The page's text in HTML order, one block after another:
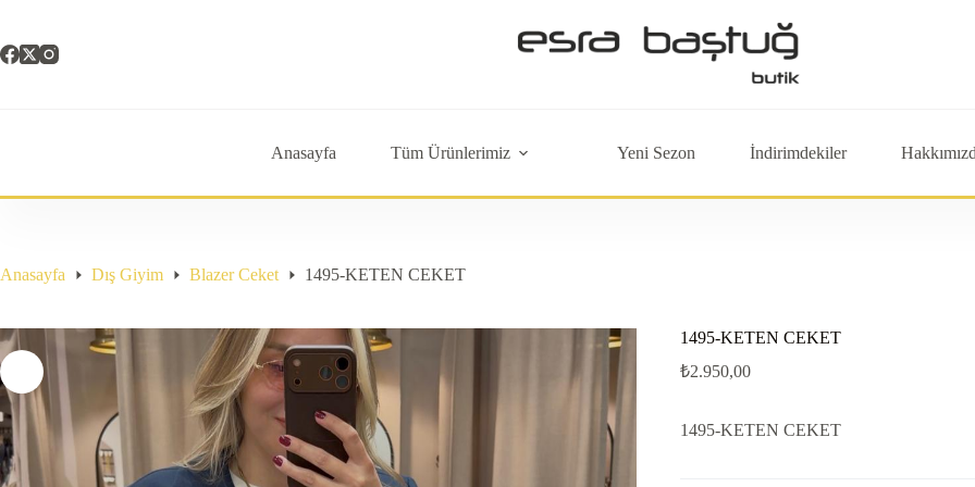
content
Anasayfa Tüm Ürünlerimiz Yeni Sezon İndirimdekiler
Anasayfa Dış Giyim Blazer Ceket 1495-KETEN CEKET
1495-KETEN CEKET
₺2.950,00
1495-KETEN CEKET